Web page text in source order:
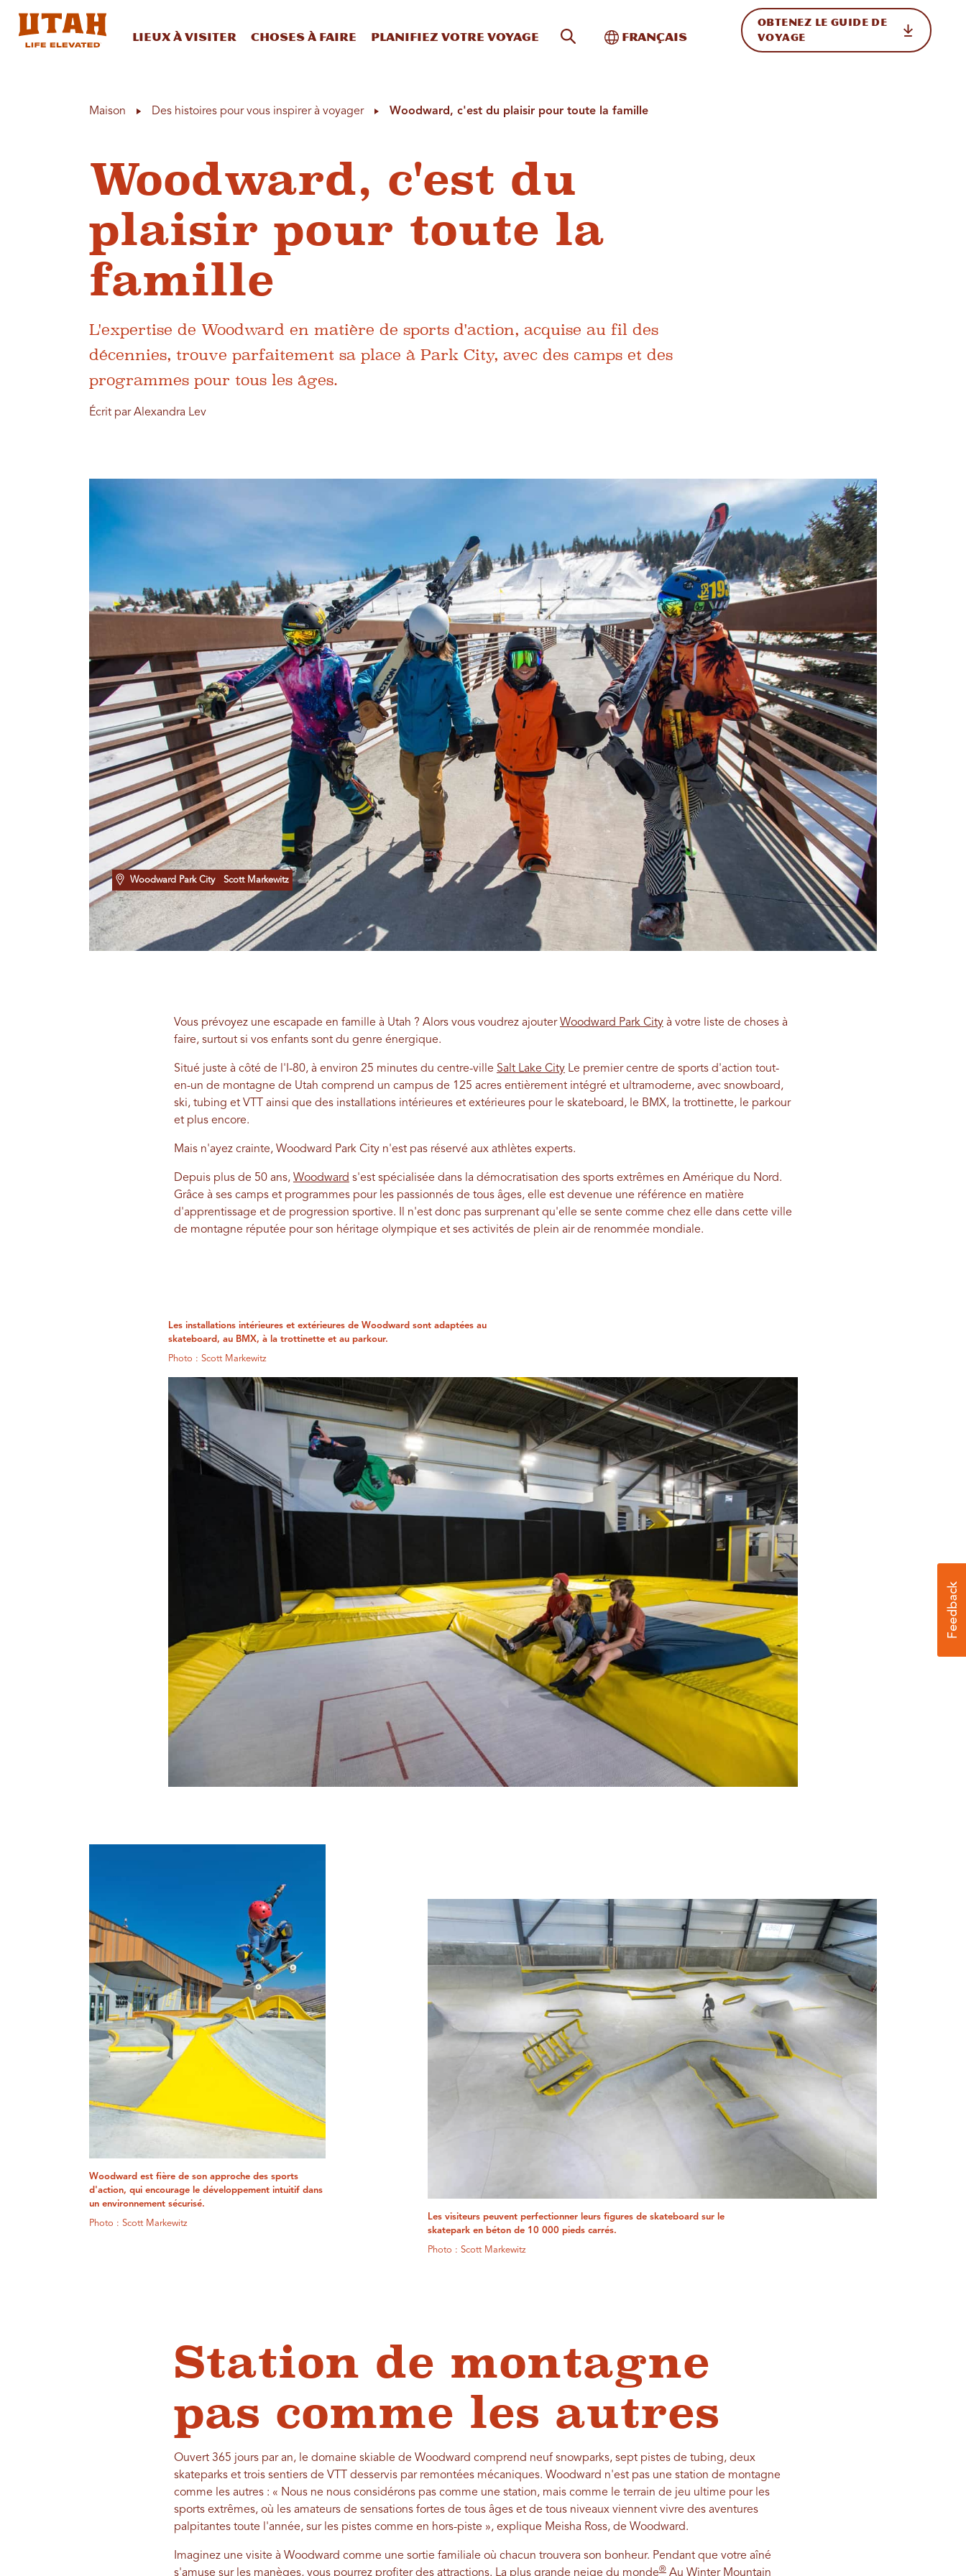
Lieux à visiter Choses à faire Planifiez votre voyage Recherche sur le site
Basculer vers l'international
Français
OBTENEZ LE GUIDE DE
VOYAGE
Maison Des histoires pour vous inspirer à voyager Woodward, c'est du plaisir pour toute la famille
Woodward, c'est du
plaisir pour toute la
famille
L'expertise de Woodward en matière de sports d'action, acquise au fil des
décennies, trouve parfaitement sa place à Park City, avec des camps et des
programmes pour tous les âges.
Écrit par Alexandra Lev
Woodward Park City Scott Markewitz
Vous prévoyez une escapade en famille à Utah ? Alors vous voudrez ajouterWoodward Park Cityà votre liste de choses à
faire, surtout si vos enfants sont du genre énergique.
Situé juste à côté de l'I-80, à environ 25 minutes du centre-ville Salt Lake CityLe premier centre de sports d'action tout-
en-un de montagne de Utah comprend un campus de 125 acres entièrement intégré et ultramoderne, avec snowboard,
ski, tubing et VTT ainsi que des installations intérieures et extérieures pour le skateboard, le BMX, la trottinette, le parkour
et plus encore.
Mais n'ayez crainte, Woodward Park City n'est pas réservé aux athlètes experts.
Depuis plus de 50 ans, Woodward s'est spécialisée dans la démocratisation des sports extrêmes en Amérique du Nord.
Grâce à ses camps et programmes pour les passionnés de tous âges, elle est devenue une référence en matière
d'apprentissage et de progression sportive. Il n'est donc pas surprenant qu'elle se sente comme chez elle dans cette ville
de montagne réputée pour son héritage olympique et ses activités de plein air de renommée mondiale.
Les installations intérieures et extérieures de Woodward sont adaptées au
skateboard, au BMX, à la trottinette et au parkour.
Photo : Scott Markewitz
Woodward est fière de son approche des sports
d'action, qui encourage le développement intuitif dans
un environnement sécurisé.
Photo : Scott Markewitz
Les visiteurs peuvent perfectionner leurs figures de skateboard sur le
skatepark en béton de 10 000 pieds carrés.
Photo : Scott Markewitz
Station de montagne
pas comme les autres
Ouvert 365 jours par an, le domaine skiable de Woodward comprend neuf snowparks, sept pistes de tubing, deux
skateparks et trois sentiers de VTT desservis par remontées mécaniques. Woodward n'est pas une station de montagne
comme les autres : « Nous ne nous considérons pas comme une station, mais comme le terrain de jeu ultime pour les
sports extrêmes, où les amateurs de sensations fortes de tous âges et de tous niveaux viennent vivre des aventures
palpitantes toute l'année, sur les pistes comme en hors-piste », explique Meisha Ross, de Woodward.
Imaginez une visite à Woodward comme une sortie familiale où chacun trouvera son bonheur. Pendant que votre aîné
s'amuse sur les manèges, vous pourrez profiter des attractions. La plus grande neige du monde®Au Winter Mountain